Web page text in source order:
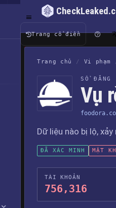
Trang cổ điển
Trang chủ / Vi phạm
SỔ
Vụ
Dữ liệu nào bị lộ,
ĐÃ XÁC MINH MẬT
TÀI KHOẢN
756,316